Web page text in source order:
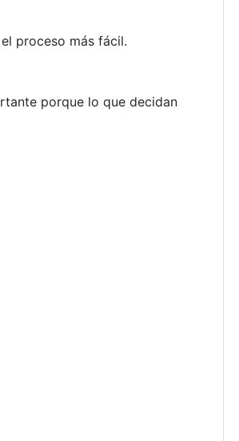
proceso más fácil.
porque lo que decidan